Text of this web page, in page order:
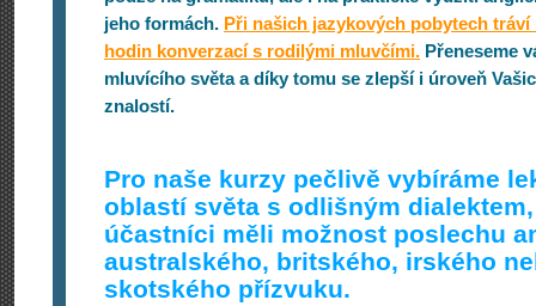
jeho formách. Při našich jazykových pobytech tráví
hodin konverzací s rodilými mluvčími. Přeneseme
mluvícího světa a díky tomu se zlepší i úroveň
znalostí.
Pro naše kurzy pečlivě vybíráme
oblastí světa s odlišným
účastníci měli možnost poslechu
australského, britského, irského
skotského přízvuku.